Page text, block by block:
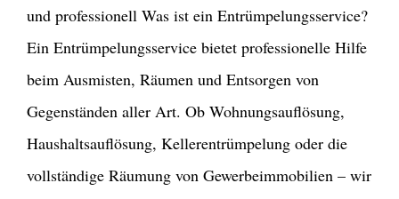
und professionell Was ist ein Entrümpelungsservice?
Ein Entrümpelungsservice bietet professionelle Hilfe
beim Ausmisten, Räumen und Entsorgen von
Gegenständen aller Art. Ob Wohnungsauflösung,
Haushaltsauflösung, Kellerentrümpelung oder die
vollständige Räumung von Gewerbeimmobilien – wir